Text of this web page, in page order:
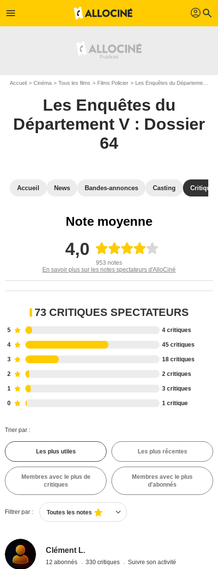
menu profil search
Accueil Cinéma Tous les films Films Policier Les Enquêtes du Département V : Dossier 64
Les Enquêtes du
Département V : Dossier
64
Accueil News Bandes-annonces Casting
Note moyenne
4,0
953 notes
En savoir plus sur les notes spectateurs d'AlloCiné
73 CRITIQUES SPECTATEURS
5 4 critiques
4 45 critiques
3 18 critiques
2 2 critiques
1 3 critiques
0 1 critique
Trier par :
Les plus utiles Les plus récentes
Membres avec le plus de
critiques
Membres avec le plus
d'abonnés
Filtrer par : Toutes les notes
Clément L.
12 abonnés 330 critiques Suivre son activité